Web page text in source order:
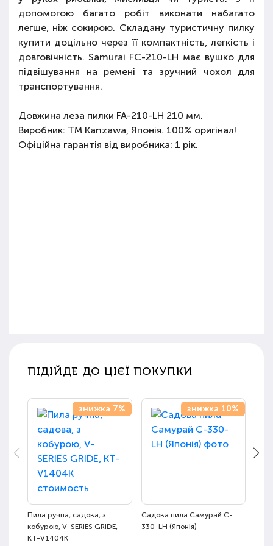
допомогою багато робіт виконати набагато
легше, ніж сокирою. Складану туристичну пилку
купити доцільно через її компактність, легкість і
довговічність. Samurai FС-210-LH має вушко для
підвішування на ремені та зручний чохол для
транспортування.
Довжина леза пилки FA-210-LH 210 мм.
Виробник: ТМ Kanzawa, Японія. 100% оригінал!
Офіційна гарантія від виробника: 1 рік.
ПІДІЙДЕ ДО ЦІЄЇ ПОКУПКИ
знижка 7%
Пила ручна, садова, з
кобурою, V-SERIES GRIDE,
KT-V1404K
знижка 10%
Садова пила Самурай C-
330-LH (Японія)